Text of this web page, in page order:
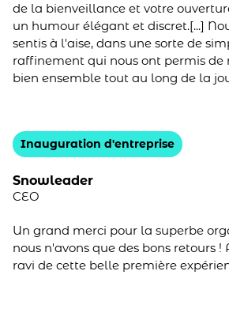
de la bienveillance et votre
un humour élégant et discret.[...]
sentis à l'aise, dans une sorte de
raffinement qui nous ont permis de
bien ensemble tout au long de la
Inauguration d'entreprise
Snowleader
CEO
Un grand merci pour la superbe
nous n'avons que des bons retours !
ravi de cette belle première